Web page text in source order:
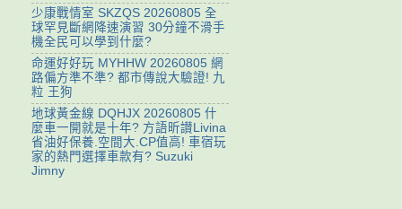
少康戰情室 SKZQS 20260805 全
球罕見斷網降速演習 30分鐘不滑手
機全民可以學到什麼?
命運好好玩 MYHHW 20260805 網
路偏方準不準? 都市傳說大驗證! 九
粒 王狗
地球黃金線 DQHJX 20260805 什
麼車一開就是十年? 方語昕讃Livina
省油好保養.空間大.CP值高! 車宿玩
家的熱門選擇車款有? Suzuki
Jimny